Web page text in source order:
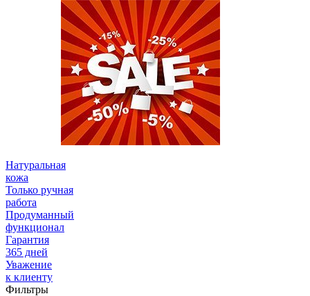
Натуральная
кожа
Только ручная
работа
Продуманный
функционал
Гарантия
365 дней
Уважение
к клиенту
Фильтры